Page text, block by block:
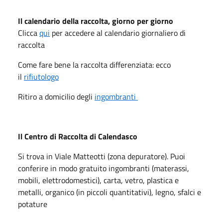
Il calendario della raccolta, giorno per giorno
Cliccaqui per accedere al calendario giornaliero di
raccolta
Come fare bene la raccolta differenziata: ecco
il rifiutologo
Ritiro a domicilio degli ingombranti
Il Centro di Raccolta di Calendasco
Si trova in Viale Matteotti (zona depuratore). Puoi
conferire in modo gratuito ingombranti (materassi,
mobili, elettrodomestici), carta, vetro, plastica e
metalli, organico (in piccoli quantitativi), legno, sfalci e
potature